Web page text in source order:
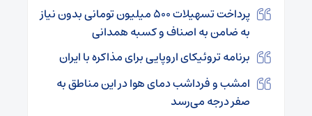
پرداخت تسهیلات ۵۰۰ میلیون تومانی بدون نیاز
به ضامن به اصناف و کسبه همدانی
برنامه تروئیکای اروپایی برای مذاکره با ایران
امشب و فرداشب دمای هوا در این مناطق به
صفر درجه می‌رسد